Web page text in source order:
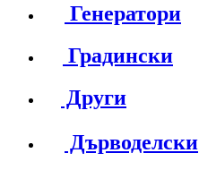
Генератори
Градински
Други
Дърводелски